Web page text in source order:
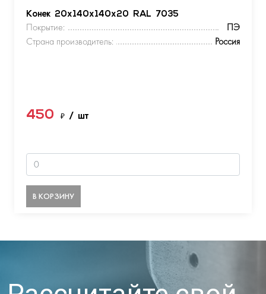
Конек 20х140х140х20 RAL 7035
Покрытие:
ПЭ
Страна производитель:
Россия
450 ₽ / шт
В КОРЗИНУ